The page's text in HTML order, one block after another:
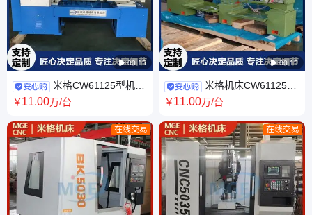
 00:15
米格CW61125型机床
卧式车床供应 出口可选 整体落
￥11.00万/台
在线交易
 00:15
米格机床CW61125卧
式车床厂家 控制形式人工 长度
￥11.00万/台
在线交易